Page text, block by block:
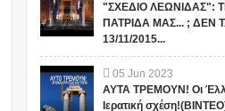
"ΣΧΕΔΙΟ ΛΕΩΝΙΔΑΣ":
ΠΑΤΡΙΔΑ ΜΑΣ... ; ΔΕΝ
13/11/2015...
05 Jun 2023
ΑΥΤΑ ΤΡΕΜΟΥΝ! Οι
Ιερατική